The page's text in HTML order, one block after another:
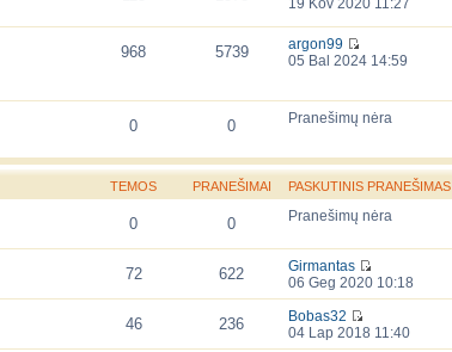
19 Kov 2020 11:27
968 5739
argon99
05 Bal 2024 14:59
0 0 Pranešimų nėra
TEMOS PRANEŠIMAI PASKUTINIS PRANEŠIMAS
0 0 Pranešimų nėra
72 622
Girmantas
06 Geg 2020 10:18
46 236
Bobas32
04 Lap 2018 11:40